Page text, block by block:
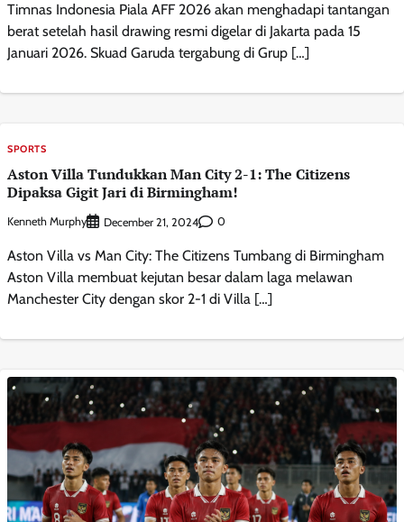
Timnas Indonesia Piala AFF 2026 akan menghadapi tantangan
berat setelah hasil drawing resmi digelar di Jakarta pada 15
Januari 2026. Skuad Garuda tergabung di Grup […]
SPORTS
Aston Villa Tundukkan Man City 2-1: The Citizens
Dipaksa Gigit Jari di Birmingham!
Kenneth Murphy December 21, 2024 0
Aston Villa vs Man City: The Citizens Tumbang di Birmingham
Aston Villa membuat kejutan besar dalam laga melawan
Manchester City dengan skor 2-1 di Villa […]